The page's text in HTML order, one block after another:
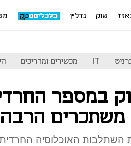
שוק נדל"ן
IT מכשירים ומדריכים
במספר
האוכלוסיה החרדית